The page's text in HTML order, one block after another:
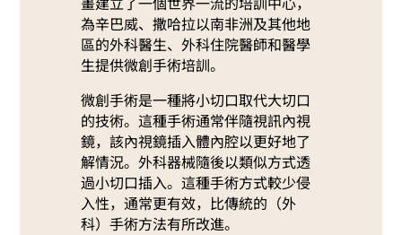
為辛巴威、撒哈拉以南非洲及其他地
區的外科醫生、外科住院醫師和醫學
生提供微創手術培訓。
微創手術是一種將小切口取代大切口
的技術。這種手術通常伴隨視訊內視
鏡，該內視鏡插入體內腔以更好地了
解情況。外科器械隨後以類似方式透
過小切口插入。這種手術方式較少侵
入性，通常更有效，比傳統的（外
科）手術方法有所改進。